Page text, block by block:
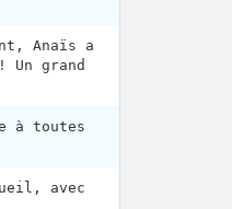
Anaïs a
Un grand
à toutes
avec